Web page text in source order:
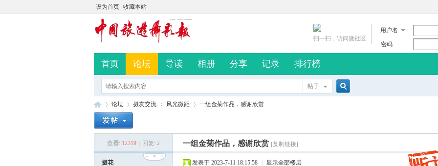
设为首页 收藏本站
用户名
密码
扫一扫，访问微社区
首页 论坛 导读 相册 分享 记录 排行榜
帖子
论坛
›
摄友交流
›
风光微距
›
一组金菊作品，感谢欣赏
查看: 12319 回复: 2 一组金菊作品，感谢欣赏 [复制链接]
摄花 发表于 2023-7-11 18:15:58 显示全部楼层